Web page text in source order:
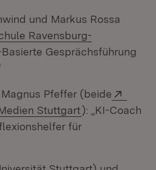
und Markus Rossa
Ravensburg-
in neuem Fenster)
Basierte Gesprächsführung
Pfeffer (beide
Stuttgart(Öffnet in
): „KI-Coach
für